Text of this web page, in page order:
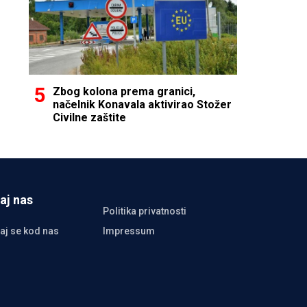
Zbog kolona prema granici,
načelnik Konavala aktivirao Stožer
Civilne zaštite
nas
Politika privatnosti
se kod nas
Impressum